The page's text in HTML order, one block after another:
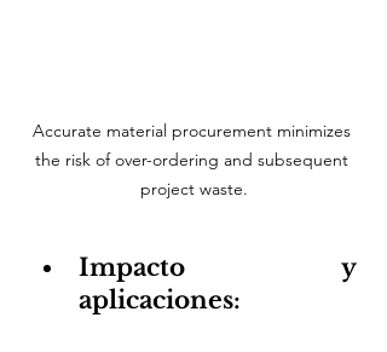
Accurate material procurement minimizes
the risk of over-ordering and subsequent
project waste.
Impacto y
aplicaciones: